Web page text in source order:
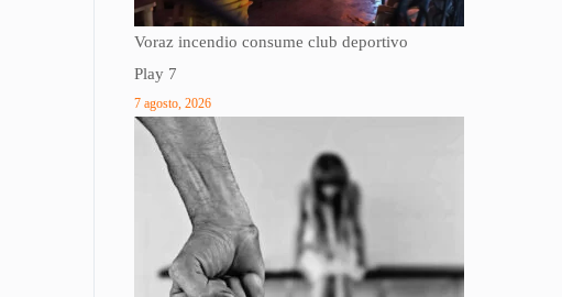
Voraz incendio consume club deportivo
Play 7
7 agosto, 2026